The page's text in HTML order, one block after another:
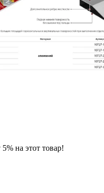
на этот товар!